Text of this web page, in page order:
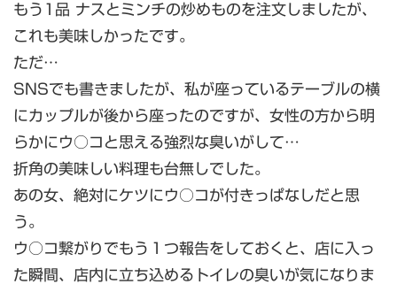
もう1品 ナスとミンチの炒めものを注文しましたが、
これも美味しかったです。
ただ…
SNSでも書きましたが、私が座っているテーブルの横
にカップルが後から座ったのですが、女性の方から明
らかにウ○コと思える強烈な臭いがして…
折角の美味しい料理も台無しでした。
あの女、絶対にケツにウ○コが付きっぱなしだと思
う。
ウ○コ繋がりでもう１つ報告をしておくと、店に入っ
た瞬間、店内に立ち込めるトイレの臭いが気になりま